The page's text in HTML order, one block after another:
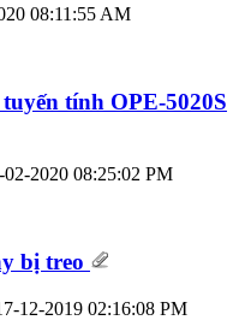
08:11:55 AM
tính OPE-5020S
02-2020 08:25:02 PM
bị treo
12-2019 02:16:08 PM